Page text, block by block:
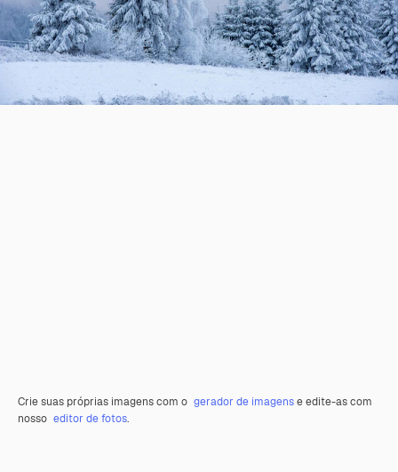
Crie suas próprias imagens com o gerador de imagense edite-as com
nosso editor de fotos.